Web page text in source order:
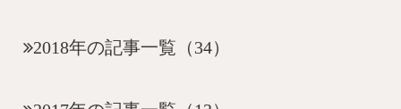
2018年の記事一覧（34）